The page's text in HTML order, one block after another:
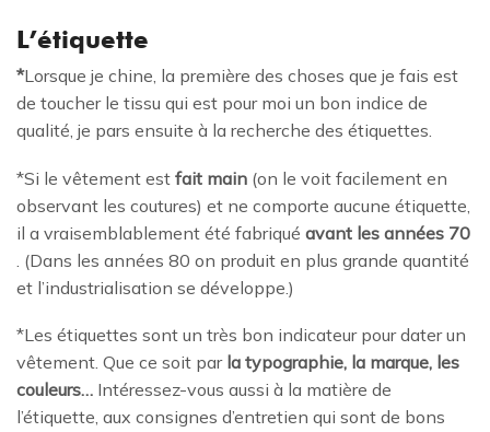
L’étiquette
*Lorsque je chine, la première des choses que je fais est
de toucher le tissu qui est pour moi un bon indice de
qualité, je pars ensuite à la recherche des étiquettes.
*Si le vêtement est fait main (on le voit facilement en
observant les coutures) et ne comporte aucune étiquette,
il a vraisemblablement été fabriqué avant les années 70
. (Dans les années 80 on produit en plus grande quantité
et l’industrialisation se développe.)
*Les étiquettes sont un très bon indicateur pour dater un
vêtement. Que ce soit par la typographie, la marque, les
couleurs… Intéressez-vous aussi à la matière de
l’étiquette, aux consignes d’entretien qui sont de bons